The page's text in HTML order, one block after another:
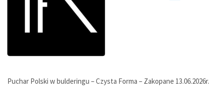
Puchar Polski w bulderingu – Czysta Forma – Zakopane 13.06.2026r.